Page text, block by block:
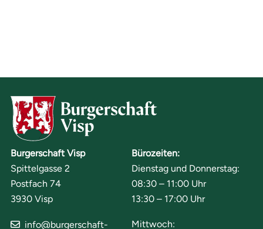
Burgerschaft Visp
Spittelgasse 2
Postfach 74
3930 Visp
info@burgerschaft-
Bürozeiten:
Dienstag und Donnerstag:
08:30 – 11:00 Uhr
13:30 – 17:00 Uhr
Mittwoch: